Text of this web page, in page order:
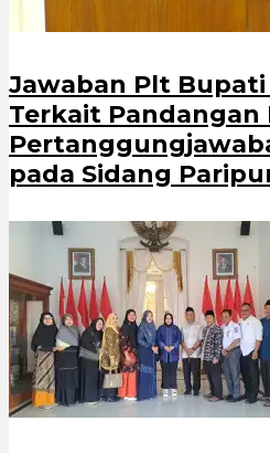
Jawaban Plt
Terkait Pandangan
pada Sidang